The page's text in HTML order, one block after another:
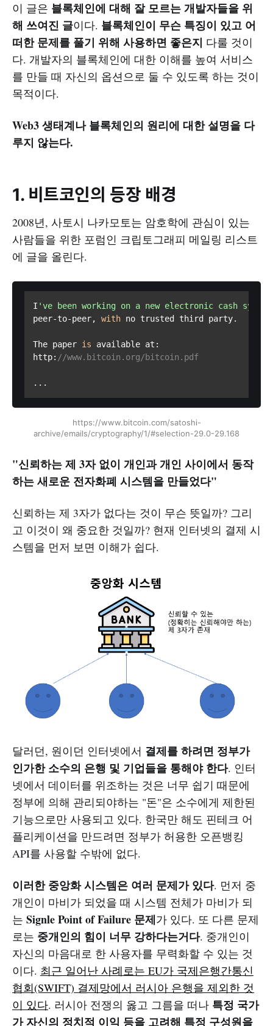
이 글은 블록체인에 대해 잘 모르는 개발자들을 위
해 쓰여진 글이다. 블록체인이 무슨 특징이 있고 어
떠한 문제를 풀기 위해 사용하면 좋은지 다룰 것이
다. 개발자의 블록체인에 대한 이해를 높여 서비스
를 만들 때 자신의 옵션으로 둘 수 있도록 하는 것이
목적이다.
Web3 생태계나 블록체인의 원리에 대한 설명을 다
루지 않는다.
1. 비트코인의 등장 배경
2008년, 사토시 나카모토는 암호학에 관심이 있는
사람들을 위한 포럼인 크립토그래피 메일링 리스트
에 글을 올린다.
I 've been working on a new electronic cash
peer-to-peer, with no trusted third party.
The paper is available at:
http: //www.bitcoin.org/bitcoin.pdf
...
https://www.bitcoin.com/satoshi-
archive/emails/cryptography/1/#selection-29.0-29.168
"신뢰하는 제 3자 없이 개인과 개인 사이에서 동작
하는 새로운 전자화폐 시스템을 만들었다"
신뢰하는 제 3자가 없다는 것이 무슨 뜻일까? 그리
고 이것이 왜 중요한 것일까? 현재 인터넷의 결제 시
스템을 먼저 보면 이해가 쉽다.
달러던, 원이던 인터넷에서 결제를 하려면 정부가
인가한 소수의 은행 및 기업들을 통해야 한다. 인터
넷에서 데이터를 위조하는 것은 너무 쉽기 때문에
정부에 의해 관리되야하는 "돈"은 소수에게 제한된
기능으로만 사용되고 있다. 한국만 해도 핀테크 어
플리케이션을 만드려면 정부가 허용한 오픈뱅킹
API를 사용할 수밖에 없다.
이러한 중앙화 시스템은 여러 문제가 있다. 먼저 중
개인이 마비가 되었을 때 시스템 전체가 마비가 되
는 Signle Point of Failure 문제가 있다. 또 다른 문제
로는 중개인의 힘이 너무 강하다는거다. 중개인이
자신의 마음대로 한 사용자를 무력화할 수 있는 것
이다. 최근 일어난 사례로는 EU가 국제은행간통신
협회(SWIFT) 결제망에서 러시아 은행을 제외한 것
이 있다. 러시아 전쟁의 옳고 그름을 떠나 특정 국가
가 자신의 정치적 이익 등을 고려해 특정 구성원을